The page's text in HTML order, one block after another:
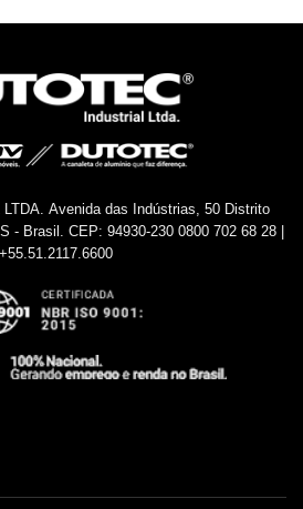
Avenida das Indústrias, 50 Distrito
- Brasil. CEP: 94930-230 0800 702 68 28 |
+55.51.2117.6600